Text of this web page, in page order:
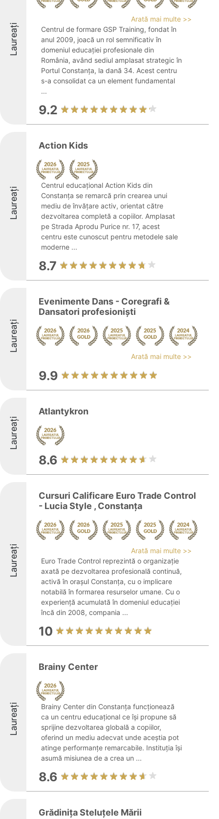
Laureați
Arată mai multe >>
Centrul de formare GSP Training, fondat în
anul 2009, joacă un rol semnificativ în
domeniul educației profesionale din
România, având sediul amplasat strategic în
Portul Constanța, la dană 34. Acest centru
s-a consolidat ca un element fundamental
...
9.2
Laureați
Action Kids
Centrul educațional Action Kids din
Constanța se remarcă prin crearea unui
mediu de învățare activ, orientat către
dezvoltarea completă a copiilor. Amplasat
pe Strada Aprodu Purice nr. 17, acest
centru este cunoscut pentru metodele sale
moderne ...
8.7
Laureați
Evenimente Dans - Coregrafi &
Dansatori profesioniști
Arată mai multe >>
9.9
Laureați
Atlantykron
8.6
Laureați
Cursuri Calificare Euro Trade Control
- Lucia Style , Constanța
Arată mai multe >>
Euro Trade Control reprezintă o organizație
axată pe dezvoltarea profesională continuă,
activă în orașul Constanța, cu o implicare
notabilă în formarea resurselor umane. Cu o
experiență acumulată în domeniul educației
încă din 2008, compania ...
10
Laureați
Brainy Center
Brainy Center din Constanța funcționează
ca un centru educațional ce își propune să
sprijine dezvoltarea globală a copiilor,
oferind un mediu adecvat unde aceștia pot
atinge performanțe remarcabile. Instituția își
asumă misiunea de a crea un ...
8.6
Grădinița Steluțele Mării